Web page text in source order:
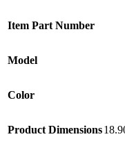
Item Part Number
Model
Color
Product Dimensions